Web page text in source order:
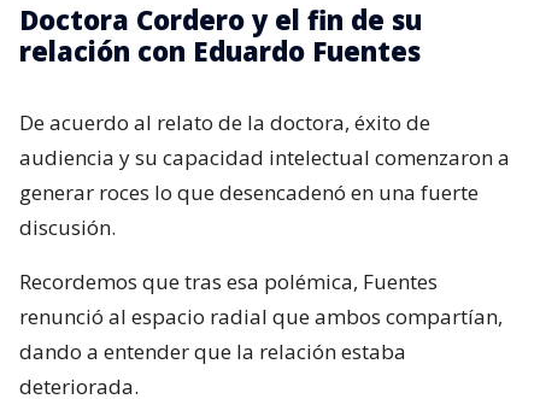
Doctora Cordero y el fin de su
relación con Eduardo Fuentes
De acuerdo al relato de la doctora, éxito de
audiencia y su capacidad intelectual comenzaron a
generar roces lo que desencadenó en una fuerte
discusión.
Recordemos que tras esa polémica, Fuentes
renunció al espacio radial que ambos compartían,
dando a entender que la relación estaba
deteriorada.